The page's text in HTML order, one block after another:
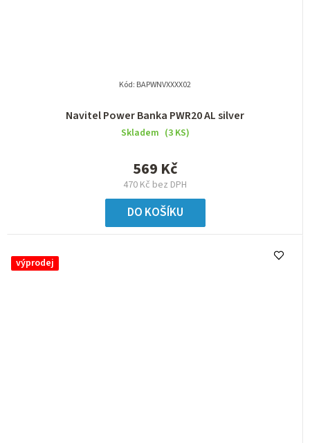
Navitel Power Banka PWR20 AL silver
Skladem (3 KS)
470 Kč bez DPH
569 Kč
DO KOŠÍKU
Kód: BAPWNVXXXX02
výprodej